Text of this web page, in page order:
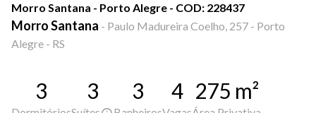
Morro Santana - Porto Alegre - COD: 228437
Morro Santana - Paulo Madureira Coelho, 257 - Porto
Alegre - RS
3 3 3 4 275 m²